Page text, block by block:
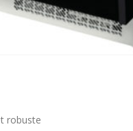
robuste